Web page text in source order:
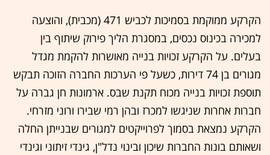
הקרקע ממוקמת בסמיכות לכביש 471 (מכבית), והוצעה
למכירה בכינוס נכסים, במסגרת הליך פירוק שיתוף בין
בעלים. על הקרקע זכויות בנייה מאושרות להקמת מגדל
מגורים בן 74 דירות, כשעל פי הערכות החברה הזוכה תבקש
תוספת זכויות בנייה מכוח תקנת שבס. ארמונות חן גברה על
חברות אחרות שניגשו למכרז ובהן רמי שבירו ורוני מזרחי.
הקרקע נמצאת בסמוך לפרוייקטים למגורים שבנייתן החלה
ושאותם בונות החברות שיכון ובינוי נדל"ן, גינדי זיתוני וגינדי